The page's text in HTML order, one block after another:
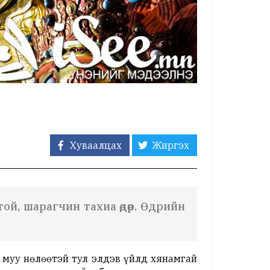
Хуваалцах Жиргэх
шарагчин тахиа өдөр. Өдрийн
нөлөөтэй тул элдэв үйлд хянамгай